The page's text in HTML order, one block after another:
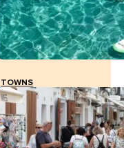
TOWNS